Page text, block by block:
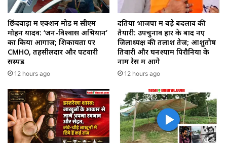
छिंदवाड़ा में एक्शन मोड में सीएम
मोहन यादव: ‘जन-विश्वास अभियान’
का किया आगाज; शिकायतों पर
CMHO, तहसीलदार और पटवारी
सस्पेंड
12 hours ago
दतिया भाजपा में बड़े बदलाव की
तैयारी: उपचुनाव हार के बाद नए
जिलाध्यक्ष की तलाश तेज; आशुतोष
तिवारी और घनश्याम पिरौनिया के
नाम रेस में आगे
12 hours ago